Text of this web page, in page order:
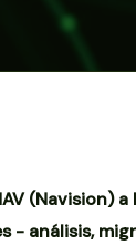
(Navision)
- análisis,